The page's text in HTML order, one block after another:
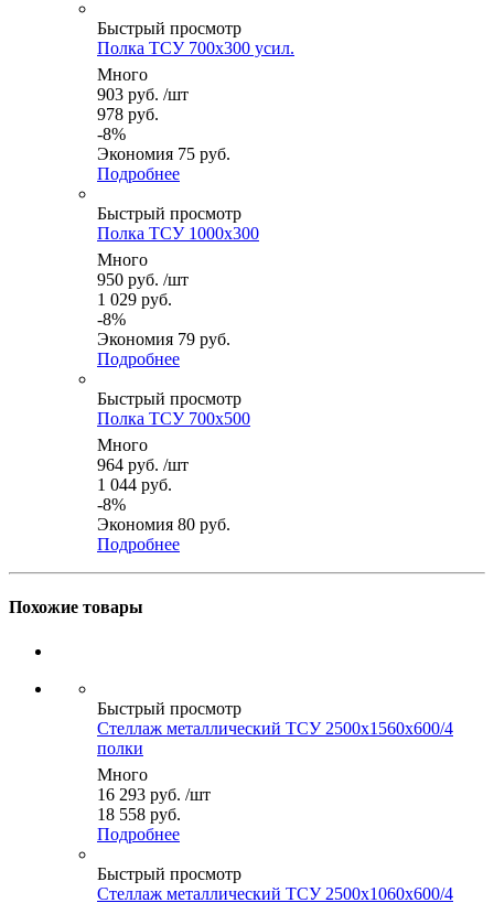
Быстрый просмотр
Полка ТСУ 700x300 усил.
Много
903 руб. /шт
978 руб.
-8%
Экономия 75 руб.
Подробнее
Быстрый просмотр
Полка ТСУ 1000x300
Много
950 руб. /шт
1 029 руб.
-8%
Экономия 79 руб.
Подробнее
Быстрый просмотр
Полка ТСУ 700x500
Много
964 руб. /шт
1 044 руб.
-8%
Экономия 80 руб.
Подробнее
Похожие товары
Быстрый просмотр
Стеллаж металлический ТСУ 2500x1560x600/4
полки
Много
16 293 руб. /шт
18 558 руб.
Подробнее
Быстрый просмотр
Стеллаж металлический ТСУ 2500x1060x600/4